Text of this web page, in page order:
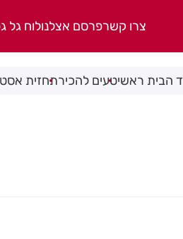
צרו קשרפרסם אצלנולוח גל
הבית ראשיטעים להכירתחזית